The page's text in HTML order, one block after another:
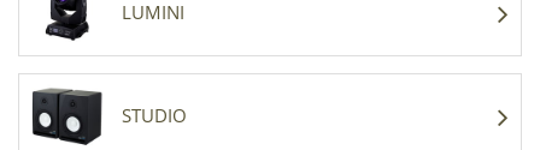
LUMINI
STUDIO